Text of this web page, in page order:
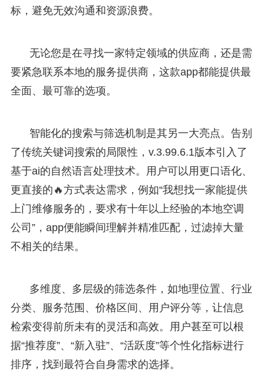
标，避免无效沟通和资源浪费。
无论您是在寻找一家特定领域的供应商，还是需
要紧急联系本地的服务提供商，这款app都能提供最
全面、最可靠的选项。
智能化的搜索与筛选机制是其另一大亮点。告别
了传统关键词搜索的局限性，v.3.99.6.1版本引入了
基于ai的自然语言处理技术。用户可以用更口语化、
更直接的🔥方式表达需求，例如“我想找一家能提供
上门维修服务的，要求有十年以上经验的本地空调
公司”，app便能瞬间理解并精准匹配，过滤掉大量
不相关的结果。
多维度、多层级的筛选条件，如地理位置、行业
分类、服务范围、价格区间、用户评分等，让信息
检索变得前所未有的灵活和高效。用户甚至可以根
据“推荐度”、“新入驻”、“活跃度”等个性化指标进行
排序，找到最符合自身需求的选择。